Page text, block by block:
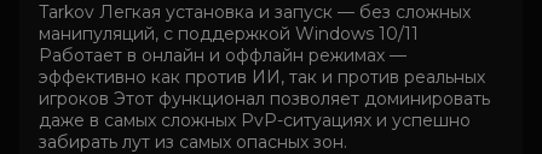
Tarkov Легкая установка и запуск — без сложных
манипуляций, с поддержкой Windows 10/11
Работает в онлайн и оффлайн режимах —
эффективно как против ИИ, так и против реальных
игроков Этот функционал позволяет доминировать
даже в самых сложных PvP-ситуациях и успешно
забирать лут из самых опасных зон.